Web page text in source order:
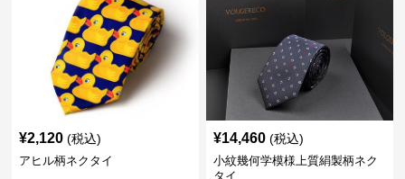
¥2,120 (税込)
アヒル柄ネクタイ
¥14,460 (税込)
小紋幾何学模様上質絹製柄ネク
タイ